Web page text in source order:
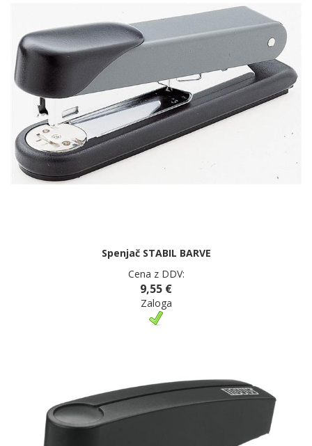
Spenjač STABIL BARVE
Cena z DDV:
9,55 €
Zaloga